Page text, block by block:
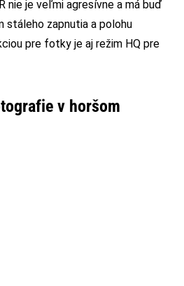
nie je veľmi agresívne a má buď
stáleho zapnutia a polohu
pre fotky je aj režim HQ pre
v horšom